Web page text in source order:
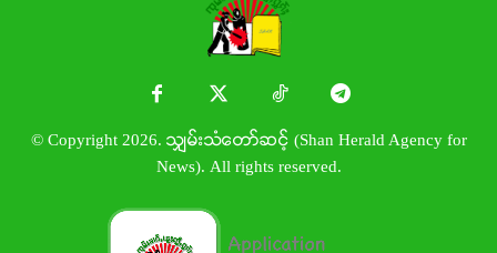
© Copyright 2026. သျှမ်းသံတော်ဆင့် (Shan Herald Agency for
News). All rights reserved.